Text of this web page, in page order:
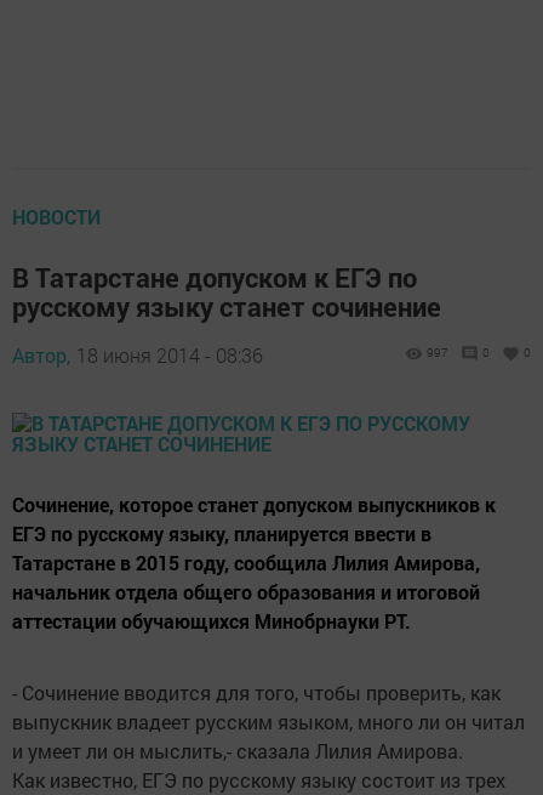
НОВОСТИ
В Татарстане допуском к ЕГЭ по
русскому языку станет сочинение
Автор, 18 июня 2014 - 08:36 997 0 0
Сочинение, которое станет допуском выпускников к
ЕГЭ по русскому языку, планируется ввести в
Татарстане в 2015 году, сообщила Лилия Амирова,
начальник отдела общего образования и итоговой
аттестации обучающихся Минобрнауки РТ.
- Сочинение вводится для того, чтобы проверить, как
выпускник владеет русским языком, много ли он читал
и умеет ли он мыслить,- сказала Лилия Амирова.
Как известно, ЕГЭ по русскому языку состоит из трех